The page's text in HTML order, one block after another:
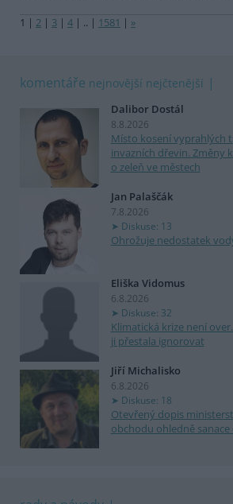
1 | 2 | 3 | 4 | .. | 1581 | »
komentáře nejnovější nejčtenější
Dalibor Dostál
8.8.2026
Místo kosení vyprahlých
invazních dřevin. Změny
o zeleň ve městech
Jan Palaščák
7.8.2026
Diskuse: 13
Ohrožuje nedostatek
Eliška Vidomus
6.8.2026
Diskuse: 32
Klimatická krize není
ji přestala ignorovat
Jiří Michalisko
6.8.2026
Diskuse: 18
Otevřený dopis
obchodu ohledně